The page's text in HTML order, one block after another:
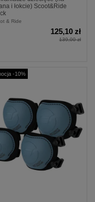
i łokcie) Scoot&Ride
& Ride
125,10 zł
139,00 zł
-10%